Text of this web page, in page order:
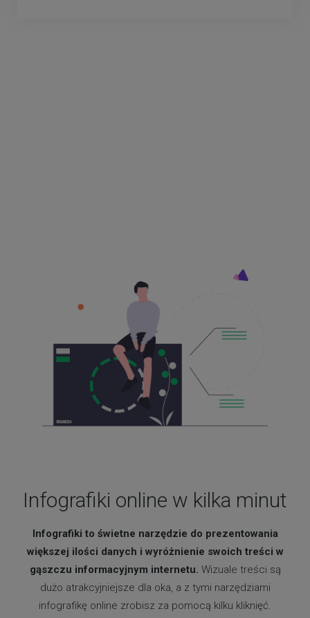
Infografiki online w kilka minut
Infografiki to świetne narzędzie do prezentowania
większej ilości danych i wyróżnienie swoich treści w
gąszczu informacyjnym internetu. Wizuale treści są
dużo atrakcyjniejsze dla oka, a z tymi narzędziami
infografikę online zrobisz za pomocą kilku kliknięć.